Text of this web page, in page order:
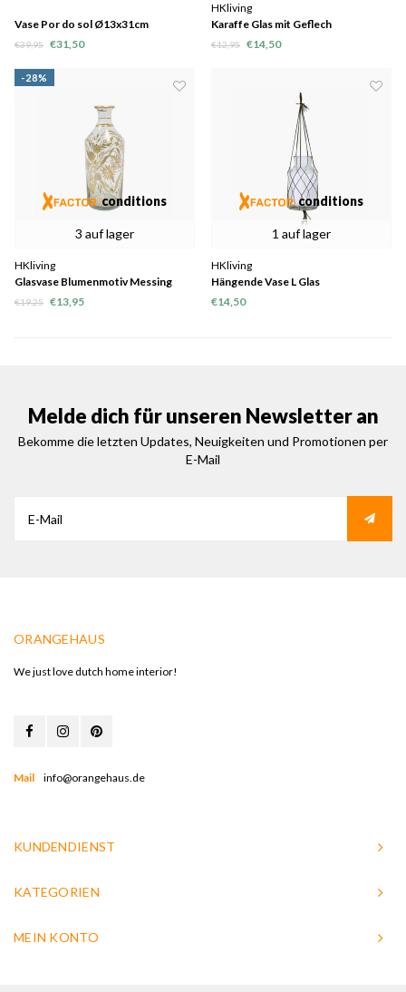
Vase Por do sol Ø13x31cm
€39,95 €31,50
HKliving
Karaffe Glas mit Geflech
19x19x27,5cm
€12,95 €14,50
-28%
3 auf lager
conditions
HKliving
Glasvase Blumenmotiv Messing
€19,25 €13,95
1 auf lager
conditions
HKliving
Hängende Vase L Glas
€14,50
Melde dich für unseren Newsletter an
Bekomme die letzten Updates, Neuigkeiten und Promotionen per
E-Mail
ORANGEHAUS
We just love dutch home interior!
Mail info@orangehaus.de
KUNDENDIENST
KATEGORIEN
MEIN KONTO